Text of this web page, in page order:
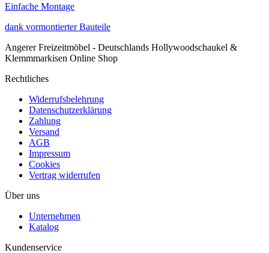
Einfache Montage
dank vormontierter Bauteile
Angerer Freizeitmöbel - Deutschlands Hollywoodschaukel &
Klemmmarkisen Online Shop
Rechtliches
Widerrufsbelehrung
Datenschutzerklärung
Zahlung
Versand
AGB
Impressum
Cookies
Vertrag widerrufen
Über uns
Unternehmen
Katalog
Kundenservice